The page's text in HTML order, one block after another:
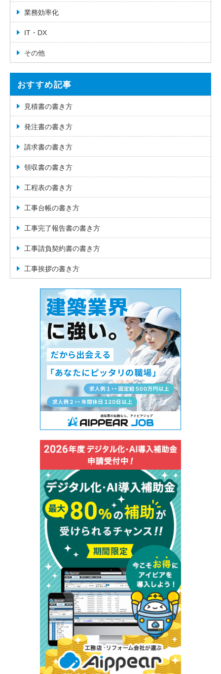
業務効率化
IT・DX
その他
おすすめ記事
見積書の書き方
発注書の書き方
請求書の書き方
領収書の書き方
工程表の書き方
工事台帳の書き方
工事完了報告書の書き方
工事請負契約書の書き方
工事挨拶の書き方